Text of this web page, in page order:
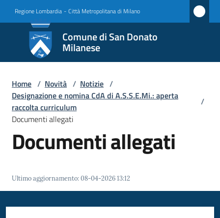
Regione Lombardia - Città Metropolitana di Milano
Comune di San Donato
Milanese
Comune
di San
Donato
Milanese
Amministrazione
Novità
Servizi
Home / Novità / Notizie /
Designazione e nomina CdA di A.S.S.E.Mi.: aperta
raccolta curriculum
/
Documenti allegati
Documenti allegati
Ultimo aggiornamento:08-04-2026 13:12